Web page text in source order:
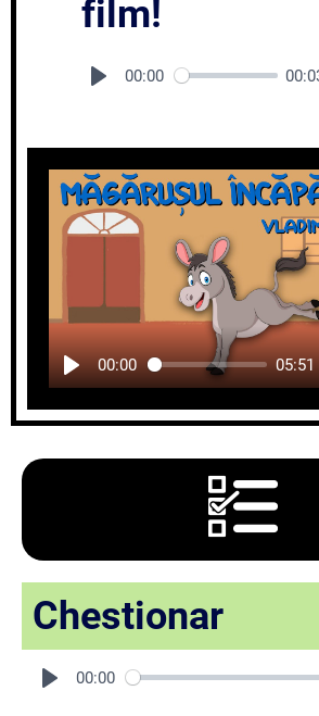
film!
00:00
00:00 05:51
Chestionar
00:00